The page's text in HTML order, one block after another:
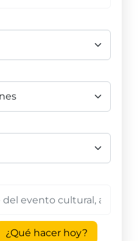
¿Qué hacer hoy?